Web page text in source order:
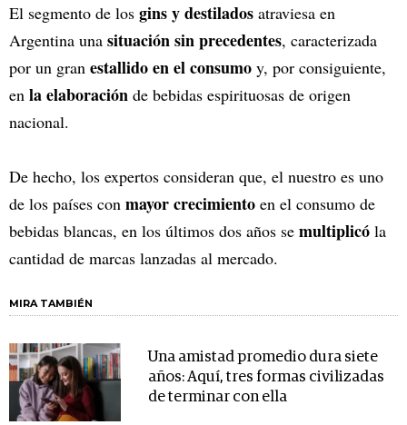
El segmento de los gins y destilados atraviesa en
Argentina una situación sin precedentes, caracterizada
por un gran estallido en el consumo y, por consiguiente,
en la elaboración de bebidas espirituosas de origen
nacional.
De hecho, los expertos consideran que, el nuestro es uno
de los países con mayor crecimiento en el consumo de
bebidas blancas, en los últimos dos años se multiplicó la
cantidad de marcas lanzadas al mercado.
MIRA TAMBIÉN
Una amistad promedio dura siete
años: Aquí, tres formas civilizadas
de terminar con ella